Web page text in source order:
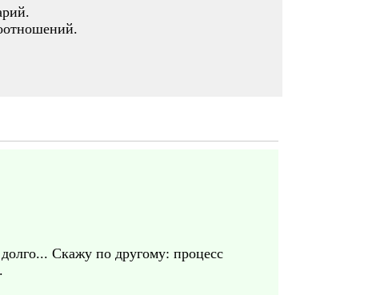
Скажу по другому: процесс